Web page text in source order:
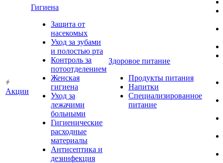
Акции
Гигиена
Защита от
насекомых
Уход за зубами
и полостью рта
Контроль за
потоотделением
Женская
гигиена
Уход за
лежачими
больными
Гигиенические
расходные
материалы
Антисептика и
дезинфекция
Здоровое питание
Продукты питания
Напитки
Специализированное
питание